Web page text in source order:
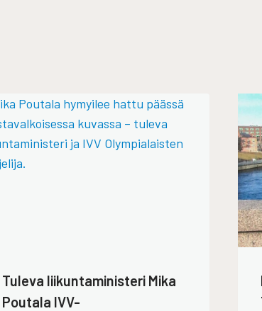
Tuleva liikuntaministeri Mika
Poutala IVV-